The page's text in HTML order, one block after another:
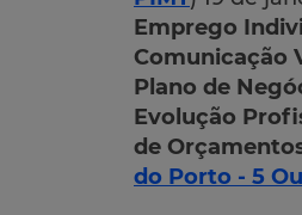
Emprego
Comunicação
Plano de
Evolução
de
do Porto - 5